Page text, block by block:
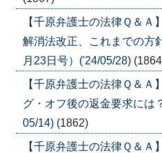
【千原弁護士の法律Ｑ＆
解消法改正、これまでの方
月23日号）('24/05/28)
【千原弁護士の法律Ｑ＆
グ・オフ後の返金要求には
05/14) (1862)
【千原弁護士の法律Ｑ＆